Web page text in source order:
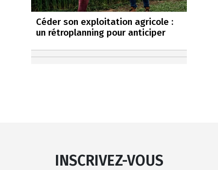
Céder son exploitation agricole :
un rétroplanning pour anticiper
INSCRIVEZ-VOUS